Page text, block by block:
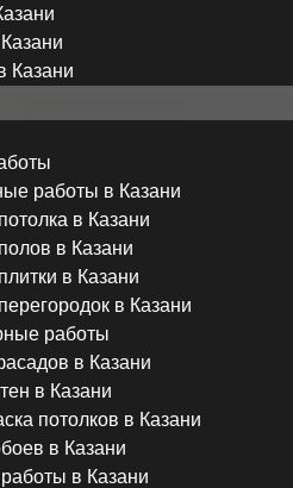
Казани
работы в Казани
в Казани
в Казани
в Казани
в Казани
работы
в Казани
в Казани
потолков в Казани
в Казани
в Казани